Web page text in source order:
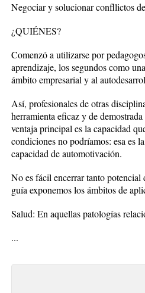
Negociar y solucionar confllictos
¿QUIÉNES?
Comenzó a utilizarse por
aprendizaje, los segundos como
ámbito empresarial y al
Así, profesionales de otras
herramienta eficaz y de
ventaja principal es la capacidad
condiciones no podríamos: esa es
capacidad de automotivación.
No es fácil encerrar tanto
guía exponemos los ámbitos de
Salud: En aquellas patologías
...